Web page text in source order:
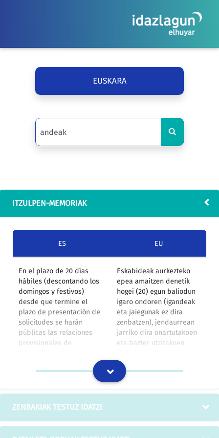
EUSKARA
ITZULPEN-MEMORIAK
ES EU
En el plazo de 20 días
hábiles (descontando los
domingos y festivos)
desde que termine el
plazo de presentación de
solicitudes se harán
públicas las relaciones
provisionales de
Eskabideak aurkezteko
epea amaitzen denetik
hogei (20) egun baliodun
igaro ondoren (igandeak
eta jaiegunak ez dira
zenbatzen), jendaurrean
jarriko dira onartutakoen
eta bazter utzitakoen
IZOko itzulpen-memoria
resultados del examen
plazo de 10 días hábiles
(igandeak eta jaiegunak
ZENBAKIAK TESTUZ IDATZI